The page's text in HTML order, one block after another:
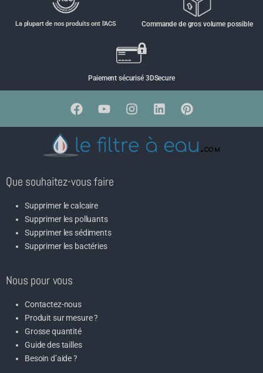
La plupart de nos produits ont l'ACS Commande de gros volume possible
Paiement sécurisé 3DSecure
Que souhaitez-vous faire
Supprimer le calcaire
Supprimer les polluants
Supprimer les sédiments
Supprimer les bactéries
Nous pour vous
Contactez-nous
Produit sur mesure ?
Grosse quantité
Guide des tailles
Besoin d’aide ?